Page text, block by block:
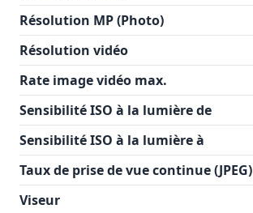
Résolution MP (Photo)
Résolution vidéo
Rate image vidéo max.
Sensibilité ISO à la lumière de
Sensibilité ISO à la lumière à
Taux de prise de vue continue (JPEG)
Viseur